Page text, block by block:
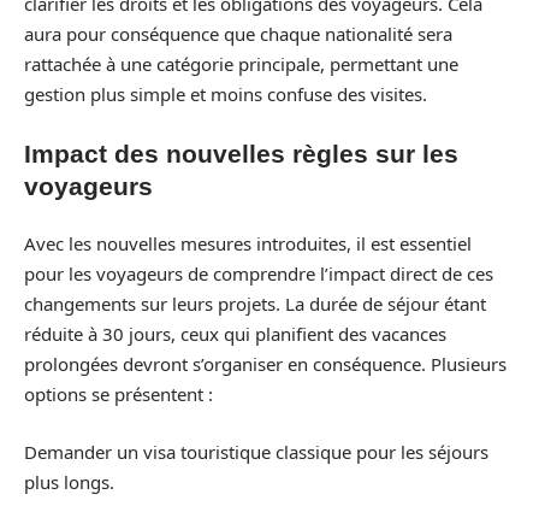
aura pour conséquence que chaque nationalité sera
rattachée à une catégorie principale, permettant une
gestion plus simple et moins confuse des visites.
Impact des nouvelles règles sur les
voyageurs
Avec les nouvelles mesures introduites, il est essentiel
pour les voyageurs de comprendre l’impact direct de ces
changements sur leurs projets. La durée de séjour étant
réduite à 30 jours, ceux qui planifient des vacances
prolongées devront s’organiser en conséquence. Plusieurs
options se présentent :
Demander un visa touristique classique pour les séjours
plus longs.